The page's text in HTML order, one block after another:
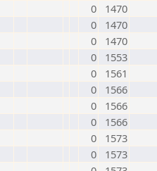
0
1470
0
1470
0
1470
0
1553
0
1561
0
1566
0
1566
0
1566
0
1573
0
1573